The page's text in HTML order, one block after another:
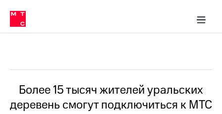
Медиа-центр
и акционерам
Устойчивое развитие
Комплаенс и деловая этика
компании
Карьера
История
компании
в МТС
Пресс-
релизы
Более 15 тысяч жителей уральских
деревень смогут подключиться к МТС